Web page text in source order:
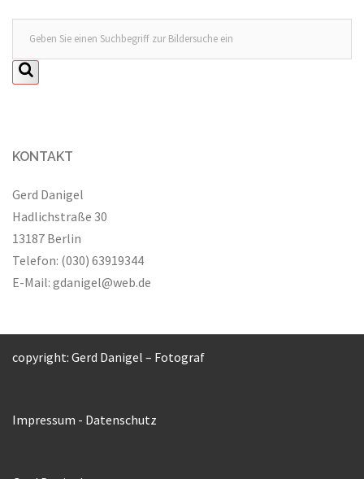
KONTAKT
Gerd Danigel
Hadlichstraße 30
13187 Berlin
Telefon: (030) 63919344
E-Mail: gdanigel@web.de
copyright: Gerd Danigel – Fotograf
Impressum - Datenschutz